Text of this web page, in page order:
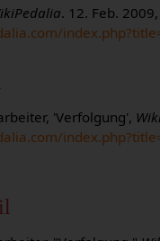
. 12. Feb.
'Verfolgung',